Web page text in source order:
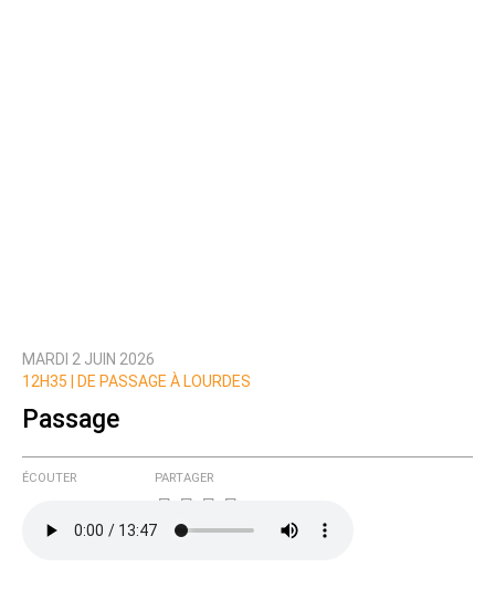
MARDI 2 JUIN 2026
12H35 |
DE PASSAGE À LOURDES
Passage
ÉCOUTER PARTAGER